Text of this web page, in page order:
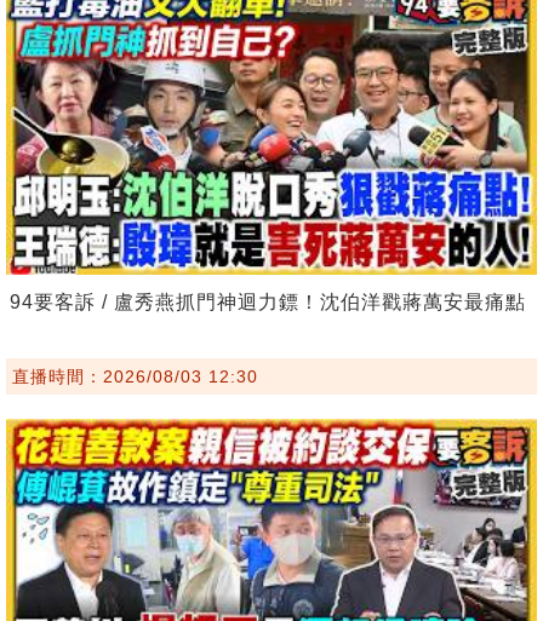
94要客訴 / 盧秀燕抓門神迴力鏢！沈伯洋戳蔣萬安最痛點
直播時間：2026/08/03 12:30